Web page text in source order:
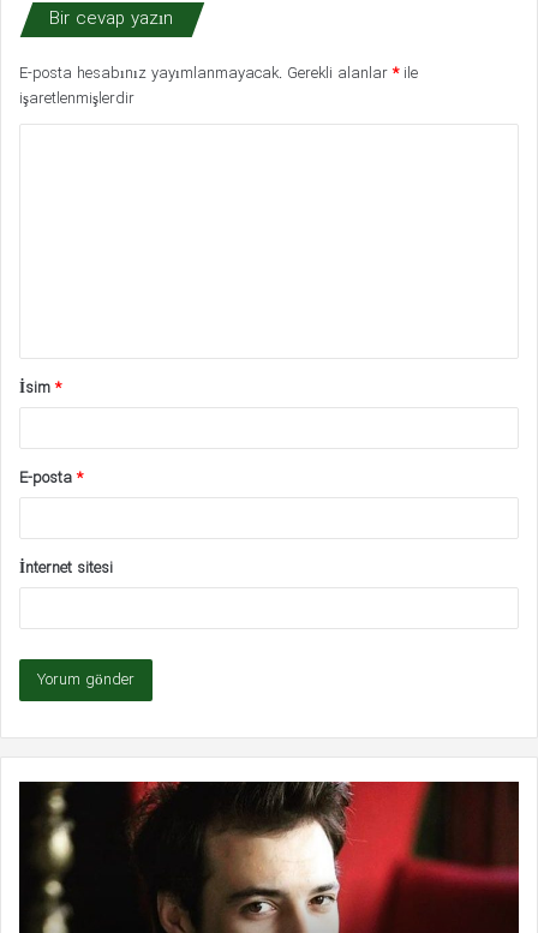
Bir cevap yazın
E-posta hesabınız yayımlanmayacak. Gerekli alanlar*ile
işaretlenmişlerdir
İsim*
E-posta*
İnternet sitesi
Mert
Yazıcıoğlu:
Milyoner
olacağımı
hayal
ediyordum